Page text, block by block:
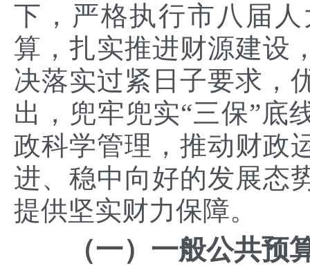
下，严格执行市八届
算，扎实推进财源建设
决落实过紧日子要求，
出，兜牢兜实“三保”底
政科学管理，推动财政
进、稳中向好的发展态
提供坚实财力保障。
（一）一般公共预